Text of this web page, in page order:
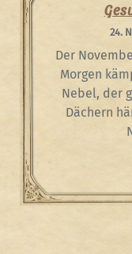
24.
Der
Morgen
Nebel, der
Dächern